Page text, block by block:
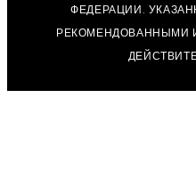
ФЕДЕРАЦИИ.
РЕКОМЕНДОВАННЫМИ